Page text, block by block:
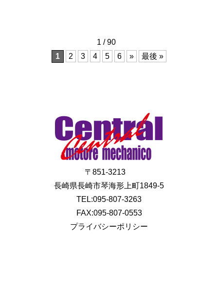
1 / 90
1
2 3 4 5 6 » 最後 »
〒851-3213
長崎県長崎市琴海形上町1849-5
TEL:095-807-3263
FAX:095-807-0553
プライバシーポリシー